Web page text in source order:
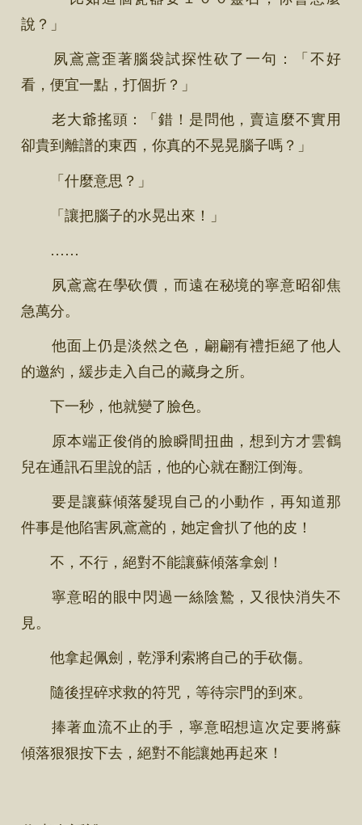
說？」
夙鳶鳶歪著腦袋試探性砍了一句：「不好
看，便宜一點，打個折？」
老大爺搖頭：「錯！是問他，賣這麼不實用
卻貴到離譜的東西，你真的不晃晃腦子嗎？」
「什麼意思？」
「讓把腦子的水晃出來！」
……
夙鳶鳶在學砍價，而遠在秘境的寧意昭卻焦
急萬分。
他面上仍是淡然之色，翩翩有禮拒絕了他人
的邀約，緩步走入自己的藏身之所。
下一秒，他就變了臉色。
原本端正俊俏的臉瞬間扭曲，想到方才雲鶴
兒在通訊石里說的話，他的心就在翻江倒海。
要是讓蘇傾落髮現自己的小動作，再知道那
件事是他陷害夙鳶鳶的，她定會扒了他的皮！
不，不行，絕對不能讓蘇傾落拿劍！
寧意昭的眼中閃過一絲陰鷙，又很快消失不
見。
他拿起佩劍，乾淨利索將自己的手砍傷。
隨後捏碎求救的符咒，等待宗門的到來。
捧著血流不止的手，寧意昭想這次定要將蘇
傾落狠狠按下去，絕對不能讓她再起來！